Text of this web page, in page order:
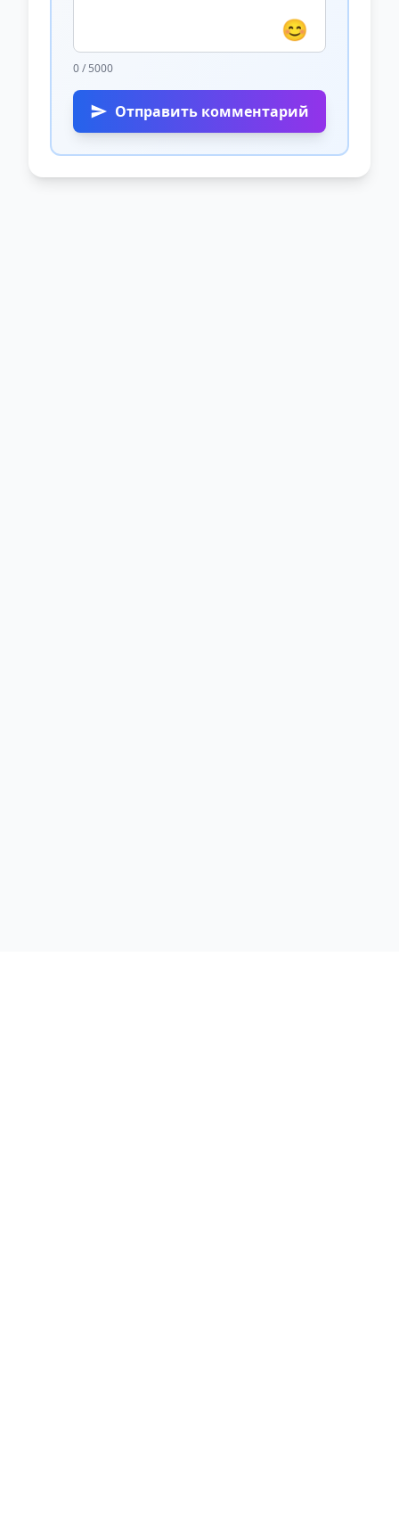
😊
0 / 5000
Отправить комментарий